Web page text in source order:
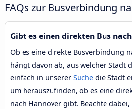
FAQs zur Busverbindung
Gibt es einen direkten Bus
Ob es eine direkte Busverbindung
hängt davon ab, aus welcher Stadt
einfach in unserer Suche die Stadt
um herauszufinden, ob es eine
nach Hannover gibt. Beachte dabei,